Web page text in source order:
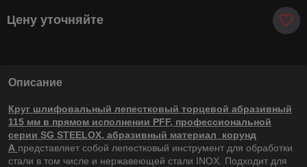
Цену уточняйте
Описание
Круг шлифовальный лепестковый торцевой абразивный
115 мм в прямом исполнении PFF, профессиональной
серии SG STEELOX, абразивный материал корунд
A представляет собой лепестковый инструмент для обработки
стали в том числе и нержавеющей стали INOX. Подходит для